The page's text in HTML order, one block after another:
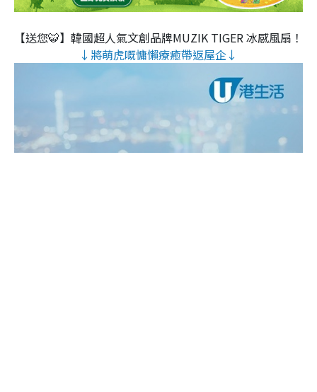
【送您🐯】韓國超人氣文創品牌MUZIK TIGER 冰感風扇！
↓將萌虎嘅慵懶療癒帶返屋企↓